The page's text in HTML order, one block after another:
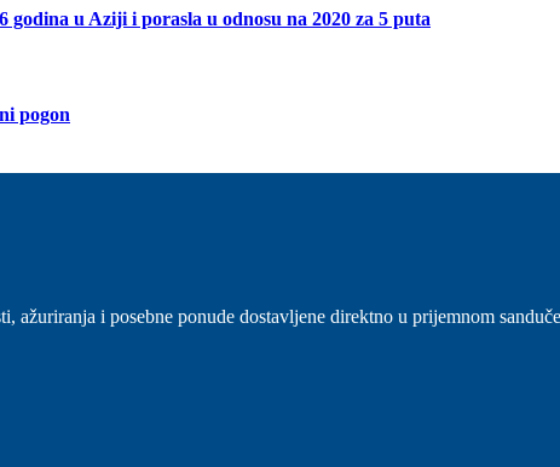
u Aziji i porasla u odnosu na 2020 za 5 puta
pogon
i posebne ponude dostavljene direktno u prijemnom